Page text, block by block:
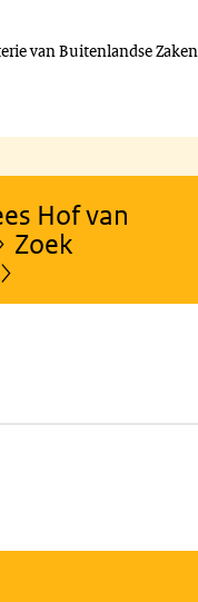
van Buitenlandse Zaken
Hof van
Zoek